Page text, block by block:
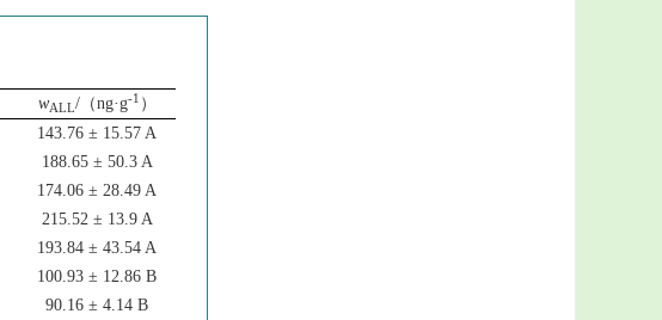
wALL/（ng·g-1 ）
143.76 ± 15.57 A
188.65 ± 50.3 A
174.06 ± 28.49 A
215.52 ± 13.9 A
193.84 ± 43.54 A
100.93 ± 12.86 B
90.16 ± 4.14 B